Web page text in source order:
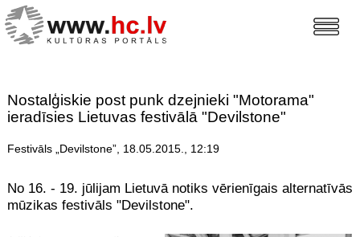
Nostalģiskie post punk dzejnieki "Motorama"
ieradīsies Lietuvas festivālā "Devilstone"
Festivāls „Devilstone”, 18.05.2015., 12:19
No 16. - 19. jūlijam Lietuvā notiks vērienīgais alternatīvās
mūzikas festivāls "Devilstone".